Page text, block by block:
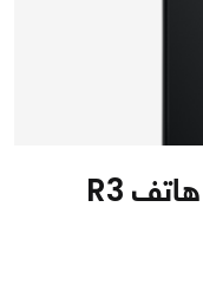
الكشف بشكل الرسمي عن هاتف R3